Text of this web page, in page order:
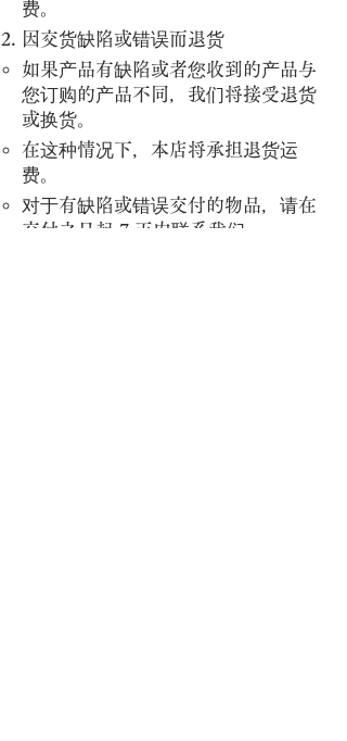
费。
因交货缺陷或错误而退货
如果产品有缺陷或者您收到的产品与
您订购的产品不同，我们将接受退货
或换货。
在这种情况下，本店将承担退货运
费。
对于有缺陷或错误交付的物品，请在
交付之日起 7 天内联系我们。